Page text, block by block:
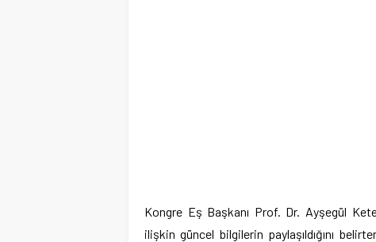
Kongre Eş Başkanı Prof. Dr. Ayşegül
ilişkin güncel bilgilerin paylaşıldığını